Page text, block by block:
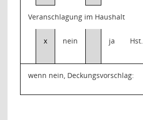
Veranschlagung im Haushalt
x nein ja Hst.
wenn nein, Deckungsvorschlag: